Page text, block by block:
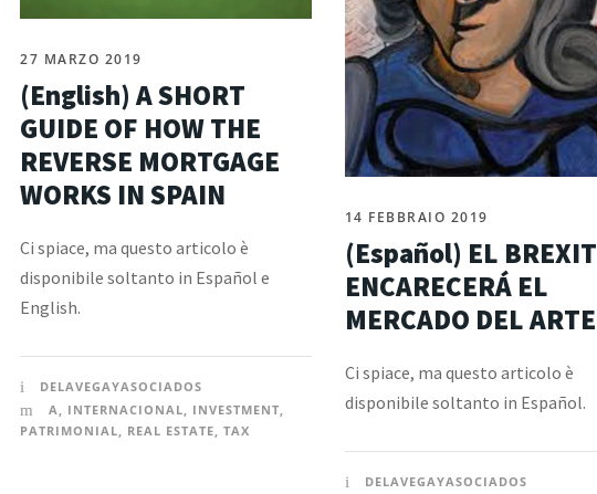
27 MARZO 2019
(English) A SHORT
GUIDE OF HOW THE
REVERSE MORTGAGE
WORKS IN SPAIN
Ci spiace, ma questo articolo è
disponibile soltanto in Español e
English.
DELAVEGAYASOCIADOS
A, INTERNACIONAL, INVESTMENT,
PATRIMONIAL, REAL ESTATE, TAX
14 FEBBRAIO 2019
(Español) EL BREXIT
ENCARECERÁ EL
MERCADO DEL ARTE
Ci spiace, ma questo articolo è
disponibile soltanto in Español.
DELAVEGAYASOCIADOS